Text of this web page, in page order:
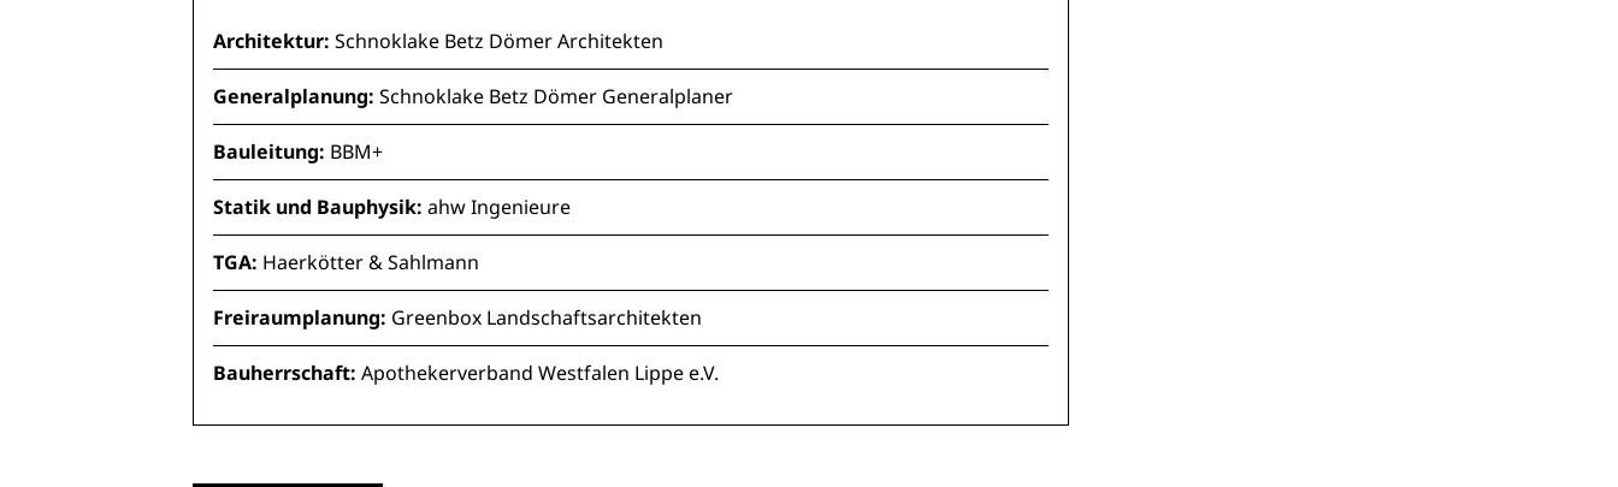
Architektur: Schnoklake Betz Dömer Architekten
Generalplanung: Schnoklake Betz Dömer Generalplaner
Bauleitung: BBM+
Statik und Bauphysik: ahw Ingenieure
TGA: Haerkötter & Sahlmann
Freiraumplanung: Greenbox Landschaftsarchitekten
Bauherrschaft: Apothekerverband Westfalen Lippe e.V.